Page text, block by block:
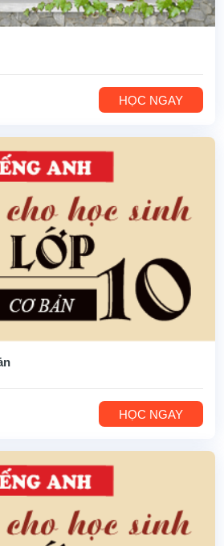
HỌC NGAY
HỌC NGAY